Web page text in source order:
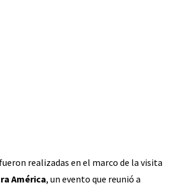
realizadas en el marco de la visita
América, un evento que reunió a